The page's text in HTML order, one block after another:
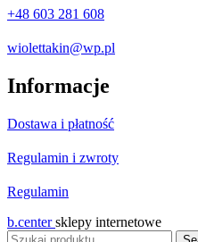
+48 603 281 608
wiolettakin@wp.pl
Informacje
Dostawa i płatność
Regulamin i zwroty
Regulamin
b.centersklepy internetowe